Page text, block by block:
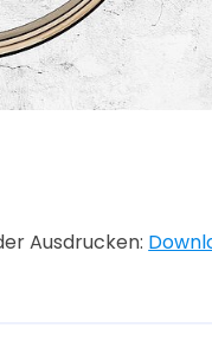
Ausdrucken: